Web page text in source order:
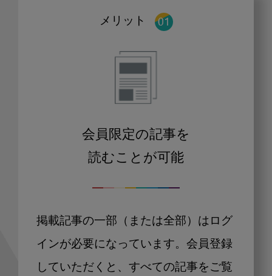
メリット
会員限定の記事を
読むことが可能
掲載記事の一部（または全部）はログ
インが必要になっています。会員登録
していただくと、すべての記事をご覧